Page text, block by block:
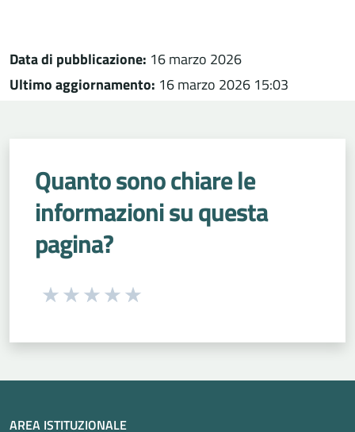
Data di pubblicazione: 16 marzo 2026
Ultimo aggiornamento: 16 marzo 2026 15:03
Quanto sono chiare le
informazioni su questa
pagina?
Seleziona una valutazione da 1 a 5 stelle
AREA ISTITUZIONALE